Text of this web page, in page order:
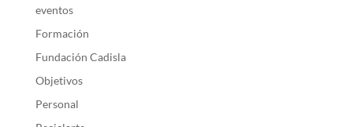
eventos
Formación
Fundación Cadisla
Objetivos
Personal